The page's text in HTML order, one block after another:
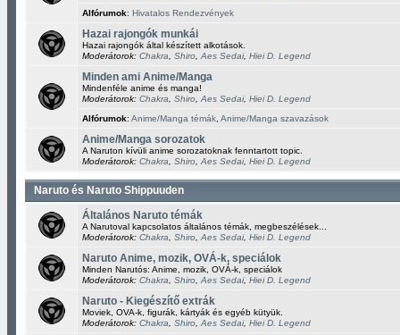
Alfórumok: Hivatalos Rendezvények
Hazai rajongók munkái
Hazai rajongók által készített alkotások.
Moderátorok: Chakra, Shiro,Aes Sedai, Hiei D. Legend
Minden ami Anime/Manga
Mindenféle anime és manga!
Moderátorok: Chakra, Shiro,Aes Sedai, Hiei D. Legend
Alfórumok: Anime/Manga témák, Anime/Manga szavazások
Anime/Manga sorozatok
A Naruton kívüli anime sorozatoknak fenntartott topic.
Moderátorok: Chakra, Shiro,Aes Sedai, Hiei D. Legend
Naruto és Naruto Shippuuden
Általános Naruto témák
A Narutoval kapcsolatos általános témák, megbeszélések...
Moderátorok: Chakra Shiro, Aes Sedai, Hiei D. Legend
Naruto Anime, mozik, OVÁ-k, speciálok
Minden Narutós: Anime, mozik, OVÁ-k, speciálok
Moderátorok: Chakra Shiro, Aes Sedai, Hiei D. Legend
Naruto - Kiegészítő extrák
Moviek, OVA-k, figurák, kártyák és egyéb kütyük.
Moderátorok: Chakra Shiro, Aes Sedai, Hiei D. Legend